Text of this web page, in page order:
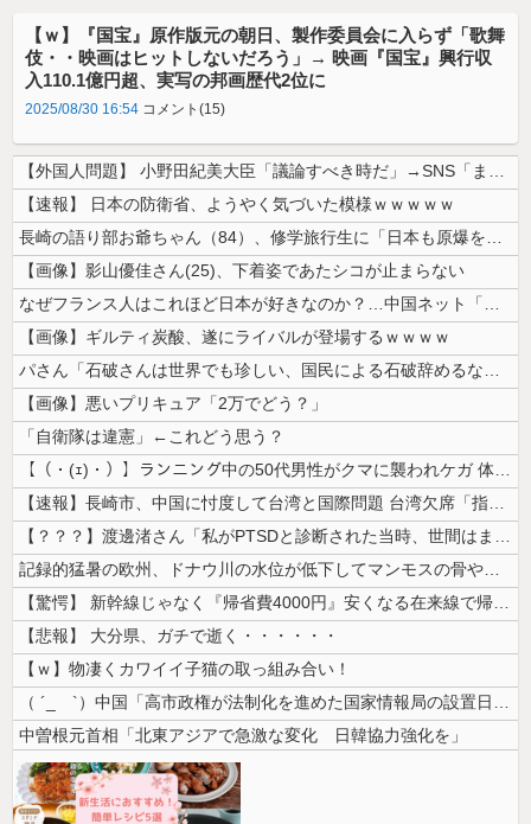
【ｗ】『国宝』原作版元の朝日、製作委員会に入らず「歌舞
伎・・映画はヒットしないだろう」→ 映画『国宝』興行収
入110.1億円超、実写の邦画歴代2位に
2025/08/30 16:54 コメント(15)
【外国人問題】 小野田紀美大臣「議論すべき時だ」→SNS「まだ議論もし...
【速報】 日本の防衛省、ようやく気づいた模様ｗｗｗｗｗ
長崎の語り部お爺ちゃん（84）、修学旅行生に「日本も原爆を持たないと負...
【画像】影山優佳さん(25)、下着姿であたシコが止まらない
なぜフランス人はこれほど日本が好きなのか？…中国ネット「中国と北朝鮮を...
【画像】ギルティ炭酸、遂にライバルが登場するｗｗｗｗ
パさん「石破さんは世界でも珍しい、国民による石破辞めるなデモが自然発生...
【画像】悪いプリキュア「2万でどう？」
「自衛隊は違憲」←これどう思う？
【（・(ｪ)・）】ランニング中の50代男性がクマに襲われケガ 体長約1...
【速報】長崎市、中国に忖度して台湾と国際問題 台湾欠席「指定座席を使節...
【？？？】渡邊渚さん「私がPTSDと診断された当時、世間はまだPTSD...
記録的猛暑の欧州、ドナウ川の水位が低下してマンモスの骨や沈没したドイツ...
【驚愕】 新幹線じゃなく『帰省費4000円』安くなる在来線で帰省した結...
【悲報】 大分県、ガチで逝く・・・・・・
【ｗ】物凄くカワイイ子猫の取っ組み合い！
（ ´_ゝ`）中国「高市政権が法制化を進めた国家情報局の設置日が7月3...
中曽根元首相「北東アジアで急激な変化 日韓協力強化を」